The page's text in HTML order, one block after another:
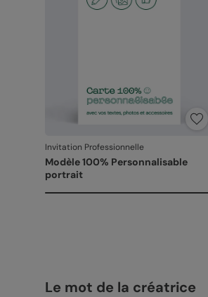
Invitation Professionnelle
Modèle 100% Personnalisable
portrait
Le mot de la créatrice